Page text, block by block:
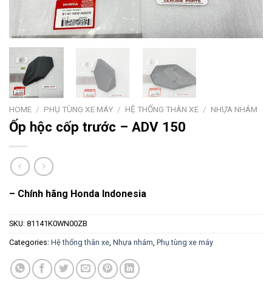
HOME / PHỤ TÙNG XE MÁY / HỆ THỐNG THÂN XE / NHỰA NHÁM
Ốp hộc cốp trước – ADV 150
– Chính hãng Honda Indonesia
SKU: 81141K0WN00ZB
Categories: Hệ thống thân xe Nhựa nhám Phụ tùng xe máy